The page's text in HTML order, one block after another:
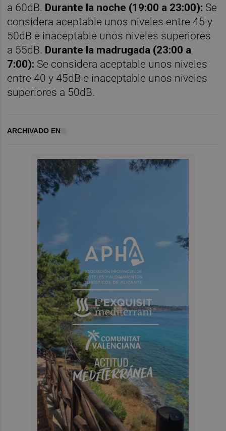
a 60dB. Durante la noche (19:00 a 23:00): Se
considera aceptable unos niveles entre 45 y
50dB e inaceptable unos niveles superiores
a 55dB. Durante la madrugada (23:00 a
7:00): Se considera aceptable unos niveles
entre 40 y 45dB e inaceptable unos niveles
superiores a 50dB.
ARCHIVADO EN